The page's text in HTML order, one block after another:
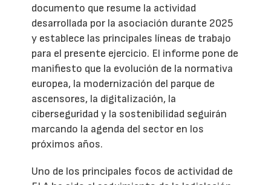
documento que resume la actividad
desarrollada por la asociación durante 2025
y establece las principales líneas de trabajo
para el presente ejercicio. El informe pone de
manifiesto que la evolución de la normativa
europea, la modernización del parque de
ascensores, la digitalización, la
ciberseguridad y la sostenibilidad seguirán
marcando la agenda del sector en los
próximos años.
Uno de los principales focos de actividad de